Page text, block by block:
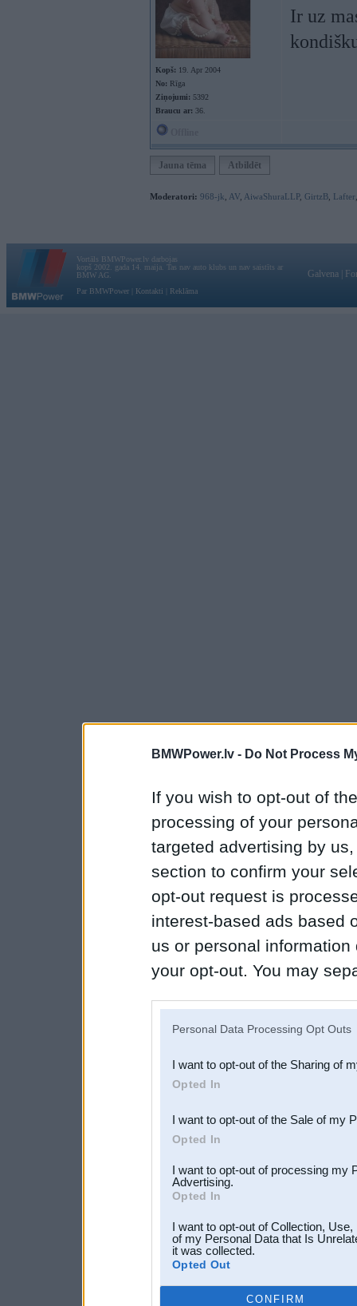
BMWPower.lv - Do Not Process
If you wish to opt-out of
processing of your
targeted advertising by
section to confirm your
opt-out request is
interest-based ads based
us or personal
your opt-out. You may
Downstream Participants
third parties.
Personal Data Processing Opt Outs
I want to opt-out of the Sharing of
Opted In
I want to opt-out of the Sale of my
Opted In
I want to opt-out of processing my
Advertising.
Opted In
I want to opt-out of Collection,
of my Personal Data that Is
it was collected.
Opted Out
CONFIRM
Kopš: 19. Apr 2004
No: Rīga
Ziņojumi: 5392
Braucu ar: 36.
Ir uz
Jauna tēma Atbildēt
Moderatori: 968-jk AV AiwaShuraLLP, GirtzB Lafter
Vortāls BMWPower.lv darbojas
kopš 2002. gada 14. maija. Tas nav auto klubs un nav saistīts ar
BMW AG.
Par BMWPower
Kontakti Reklāma
Galvena